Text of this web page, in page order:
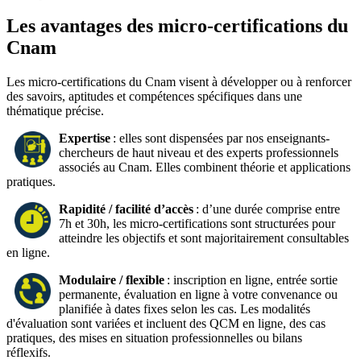
Les avantages des micro-certifications du
Cnam
Les micro-certifications du Cnam visent à développer ou à renforcer
des savoirs, aptitudes et compétences spécifiques dans une
thématique précise.
Expertise : elles sont dispensées par nos enseignants-
chercheurs de haut niveau et des experts professionnels
associés au Cnam. Elles combinent théorie et applications
pratiques.
Rapidité / facilité d’accès : d’une durée comprise entre
7h et 30h, les micro-certifications sont structurées pour
atteindre les objectifs et sont majoritairement consultables
en ligne.
Modulaire / flexible : inscription en ligne, entrée sortie
permanente, évaluation en ligne à votre convenance ou
planifiée à dates fixes selon les cas. Les modalités
d'évaluation sont variées et incluent des QCM en ligne, des cas
pratiques, des mises en situation professionnelles ou bilans
réflexifs.